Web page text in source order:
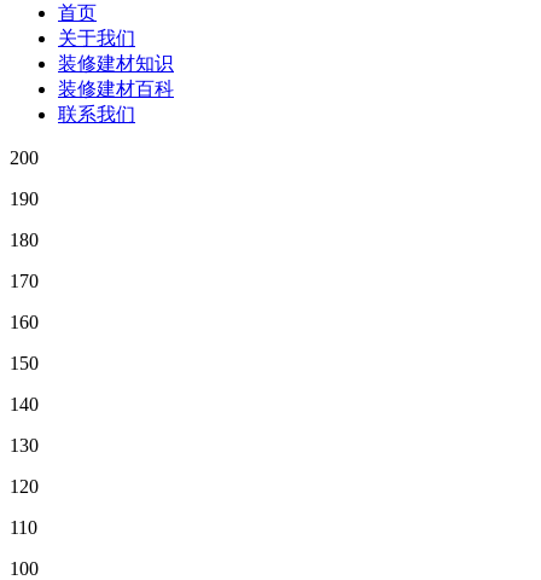
首页
关于我们
装修建材知识
装修建材百科
联系我们
200
190
180
170
160
150
140
130
120
110
100